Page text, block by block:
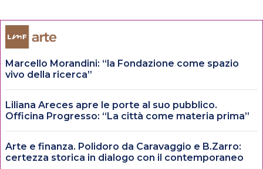
Marcello Morandini: “la Fondazione come spazio
vivo della ricerca”
Liliana Areces apre le porte al suo pubblico.
Officina Progresso: “La città come materia prima”
Arte e finanza. Polidoro da Caravaggio e B.Zarro:
certezza storica in dialogo con il contemporaneo